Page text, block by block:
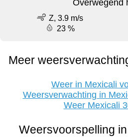
Overwegend
Z, 3.9 m/s
23 %
Meer
Weer in Mexicali
Weersverwachting in
Weer Mexicali
Weersvoorspelling